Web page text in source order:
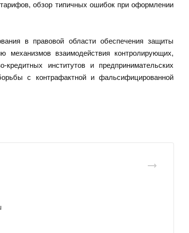
обзор типичных ошибок при оформлении
в правовой области обеспечения защиты
механизмов взаимодействия контролирующих,
институтов и предпринимательских
с контрафактной и фальсифицированной